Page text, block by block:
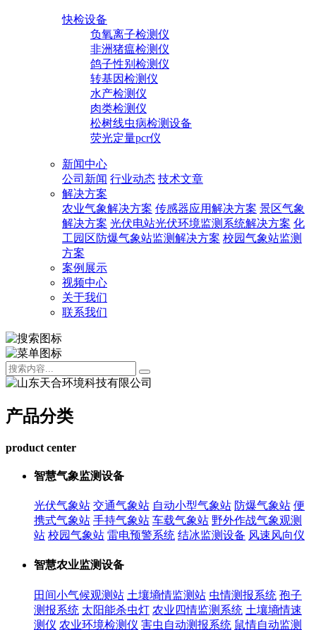
快检设备
负氧离子检测仪
非洲猪瘟检测仪
鸽子性别检测仪
转基因检测仪
水产检测仪
肉类检测仪
松树线虫病检测设备
荧光定量pcr仪
新闻中心
公司新闻 行业动态 技术文章
解决方案
农业气象解决方案 传感器应用解决方案 景区气象
解决方案 光伏电站光伏环境监测系统解决方案 化
工园区防爆气象站监测解决方案 校园气象站监测
方案
案例展示
视频中心
关于我们
联系我们
产品分类
product center
智慧气象监测设备
光伏气象站 交通气象站 自动小型气象站 防爆气象站 便
携式气象站 手持气象站 车载气象站 野外作战气象观测
站 校园气象站 雷电预警系统 结冰监测设备 风速风向仪
智慧农业监测设备
田间小气候观测站 土壤墒情监测站 虫情测报系统 孢子
测报系统 太阳能杀虫灯 农业四情监测系统 土壤墒情速
测仪 农业环境检测仪 害虫自动测报系统 鼠情自动监测